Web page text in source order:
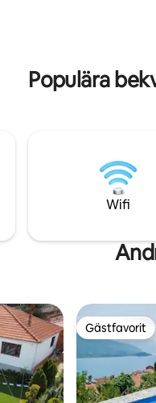
Populära
Wifi
Gästfavorit
Gästfavorit